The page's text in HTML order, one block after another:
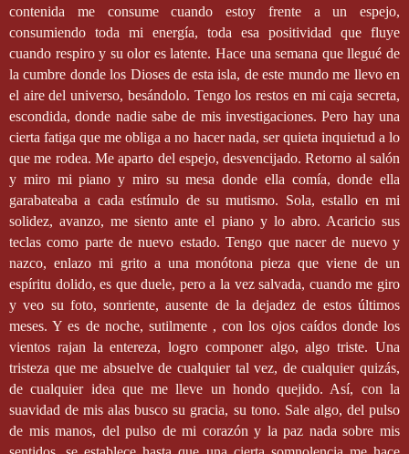
contenida me consume cuando estoy frente a un espejo,
consumiendo toda mi energía, toda esa positividad que fluye
cuando respiro y su olor es latente. Hace una semana que llegué de
la cumbre donde los Dioses de esta isla, de este mundo me llevo en
el aire del universo, besándolo. Tengo los restos en mi caja secreta,
escondida, donde nadie sabe de mis investigaciones. Pero hay una
cierta fatiga que me obliga a no hacer nada, ser quieta inquietud a lo
que me rodea. Me aparto del espejo, desvencijado. Retorno al salón
y miro mi piano y miro su mesa donde ella comía, donde ella
garabateaba a cada estímulo de su mutismo. Sola, estallo en mi
solidez, avanzo, me siento ante el piano y lo abro. Acaricio sus
teclas como parte de nuevo estado. Tengo que nacer de nuevo y
nazco, enlazo mi grito a una monótona pieza que viene de un
espíritu dolido, es que duele, pero a la vez salvada, cuando me giro
y veo su foto, sonriente, ausente de la dejadez de estos últimos
meses. Y es de noche, sutilmente , con los ojos caídos donde los
vientos rajan la entereza, logro componer algo, algo triste. Una
tristeza que me absuelve de cualquier tal vez, de cualquier quizás,
de cualquier idea que me lleve un hondo quejido. Así, con la
suavidad de mis alas busco su gracia, su tono. Sale algo, del pulso
de mis manos, del pulso de mi corazón y la paz nada sobre mis